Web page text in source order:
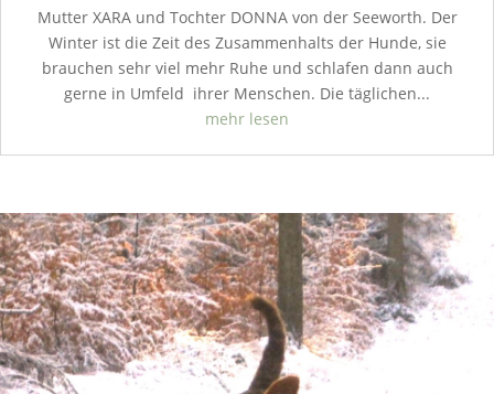
Mutter XARA und Tochter DONNA von der Seeworth. Der
Winter ist die Zeit des Zusammenhalts der Hunde, sie
brauchen sehr viel mehr Ruhe und schlafen dann auch
gerne in Umfeld ihrer Menschen. Die täglichen...
mehr lesen